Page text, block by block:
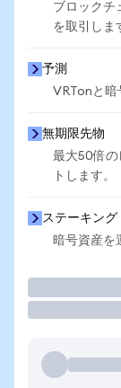
ブロックチ
を取引しま
予測
VRTonと暗
無期限先物
最大50倍の
トします。
ステーキング
暗号資産を